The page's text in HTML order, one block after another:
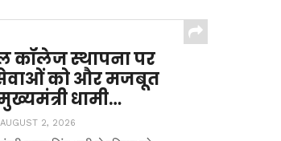
कॉलेज स्थापना पर
को और मजबूत
धामी…
AUGUST 2, 2026